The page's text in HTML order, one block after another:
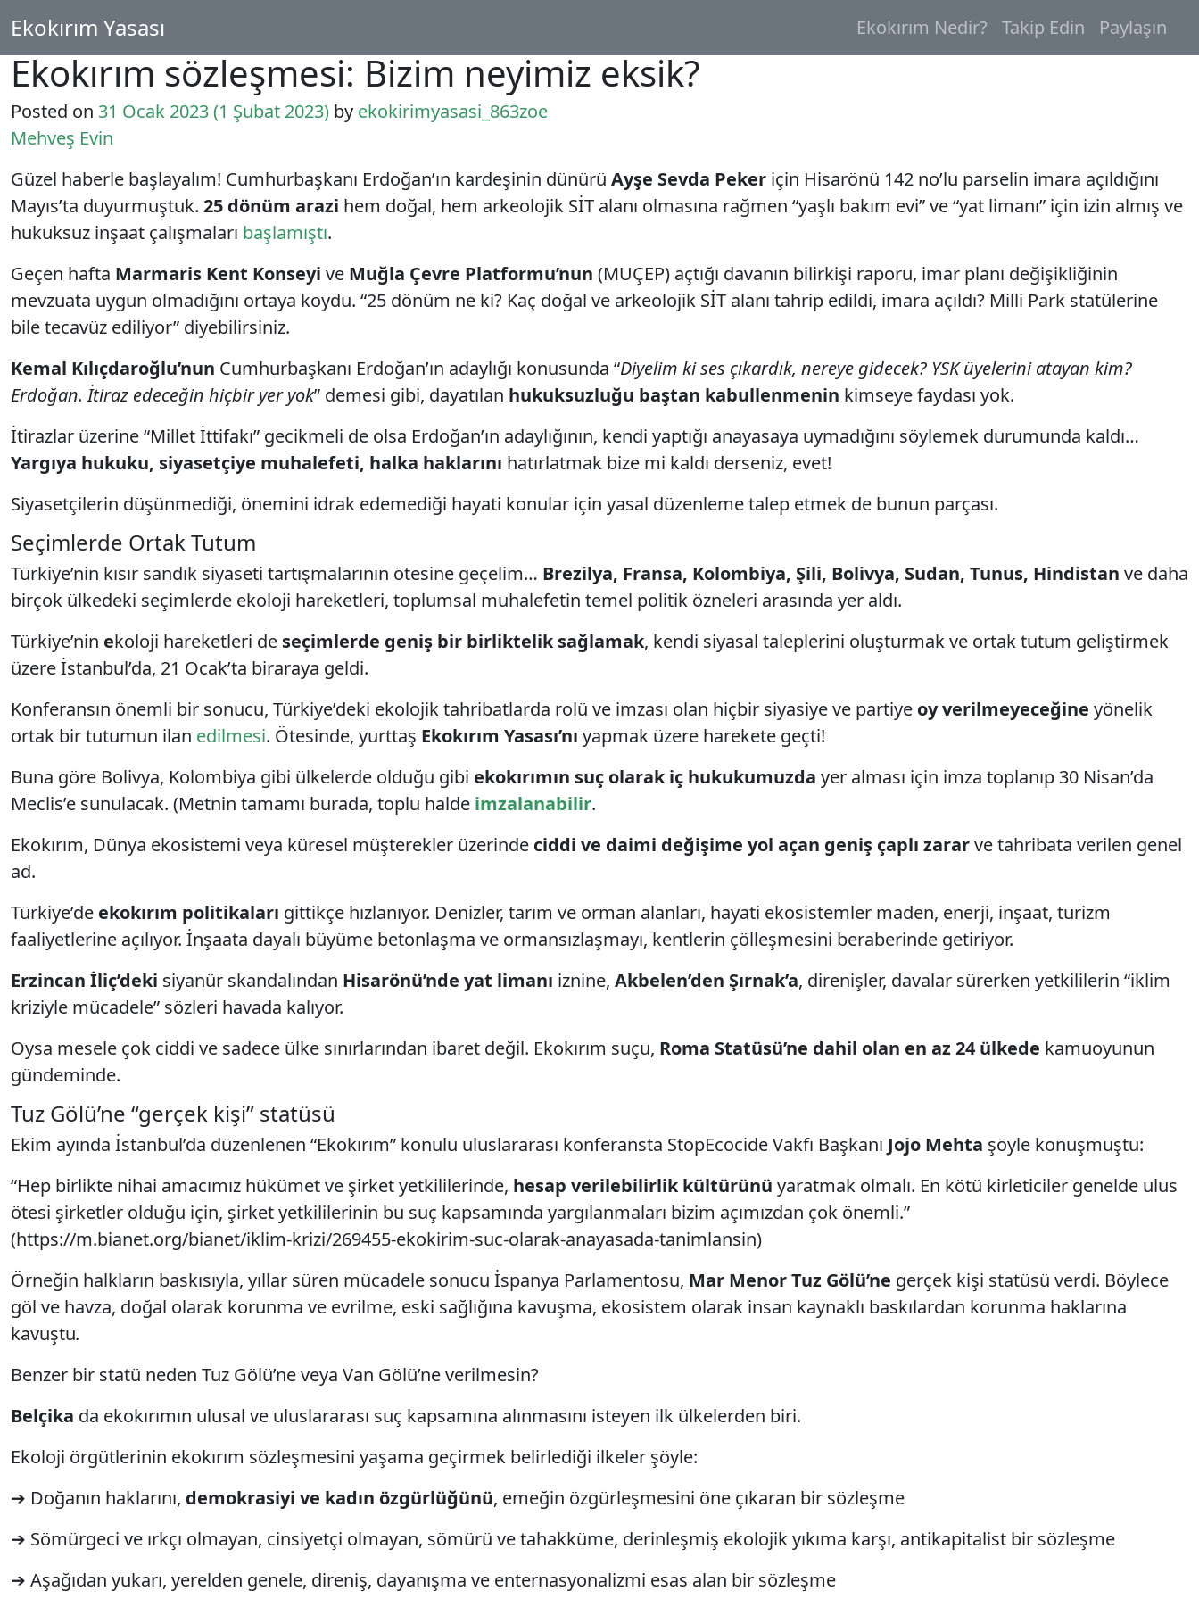
Ana gezinti
Ekokırım Yasası Ekokırım Nedir? Takip Edin Paylaşın
Ekokırım sözleşmesi: Bizim neyimiz eksik?
Posted on 31 Ocak 2023(1 Şubat 2023) by ekokirimyasasi_863zoe
Mehveş Evin
Güzel haberle başlayalım! Cumhurbaşkanı Erdoğan’ın kardeşinin dünürü Ayşe Sevda Peker için Hisarönü 142 no’lu parselin imara açıldığını
Mayıs’ta duyurmuştuk. 25 dönüm arazi hem doğal, hem arkeolojik SİT alanı olmasına rağmen “yaşlı bakım evi” ve “yat limanı” için izin almış ve
hukuksuz inşaat çalışmaları başlamıştı.
Geçen hafta Marmaris Kent Konseyi ve Muğla Çevre Platformu’nun (MUÇEP) açtığı davanın bilirkişi raporu, imar planı değişikliğinin
mevzuata uygun olmadığını ortaya koydu. “25 dönüm ne ki? Kaç doğal ve arkeolojik SİT alanı tahrip edildi, imara açıldı? Milli Park statülerine
bile tecavüz ediliyor” diyebilirsiniz.
Kemal Kılıçdaroğlu’nun Cumhurbaşkanı Erdoğan’ın adaylığı konusunda “Diyelim ki ses çıkardık, nereye gidecek? YSK üyelerini atayan kim?
Erdoğan. İtiraz edeceğin hiçbir yer yok” demesi gibi, dayatılan hukuksuzluğu baştan kabullenmenin kimseye faydası yok.
İtirazlar üzerine “Millet İttifakı” gecikmeli de olsa Erdoğan’ın adaylığının, kendi yaptığı anayasaya uymadığını söylemek durumunda kaldı…
Yargıya hukuku, siyasetçiye muhalefeti, halka haklarını hatırlatmak bize mi kaldı derseniz, evet!
Siyasetçilerin düşünmediği, önemini idrak edemediği hayati konular için yasal düzenleme talep etmek de bunun parçası.
Seçimlerde Ortak Tutum
Türkiye’nin kısır sandık siyaseti tartışmalarının ötesine geçelim… Brezilya, Fransa, Kolombiya, Şili, Bolivya, Sudan, Tunus, Hindistan ve daha
birçok ülkedeki seçimlerde ekoloji hareketleri, toplumsal muhalefetin temel politik özneleri arasında yer aldı.
Türkiye’nin ekoloji hareketleri de seçimlerde geniş bir birliktelik sağlamak, kendi siyasal taleplerini oluşturmak ve ortak tutum geliştirmek
üzere İstanbul’da, 21 Ocak’ta biraraya geldi.
Konferansın önemli bir sonucu, Türkiye’deki ekolojik tahribatlarda rolü ve imzası olan hiçbir siyasiye ve partiye oy verilmeyeceğine yönelik
ortak bir tutumun ilan edilmesi. Ötesinde, yurttaş Ekokırım Yasası’nı yapmak üzere harekete geçti!
Buna göre Bolivya, Kolombiya gibi ülkelerde olduğu gibi ekokırımın suç olarak iç hukukumuzda yer alması için imza toplanıp 30 Nisan’da
Meclis’e sunulacak. (Metnin tamamı burada, toplu halde imzalanabilir.
Ekokırım, Dünya ekosistemi veya küresel müşterekler üzerinde ciddi ve daimi değişime yol açan geniş çaplı zararve tahribata verilen genel
ad.
Türkiye’de ekokırım politikaları gittikçe hızlanıyor. Denizler, tarım ve orman alanları, hayati ekosistemler maden, enerji, inşaat, turizm
faaliyetlerine açılıyor. İnşaata dayalı büyüme betonlaşma ve ormansızlaşmayı, kentlerin çölleşmesini beraberinde getiriyor.
Erzincan İliç’deki siyanür skandalından Hisarönü’nde yat limanı iznine, Akbelen’den Şırnak’a, direnişler, davalar sürerken yetkililerin “iklim
kriziyle mücadele” sözleri havada kalıyor.
Oysa mesele çok ciddi ve sadece ülke sınırlarından ibaret değil. Ekokırım suçu, Roma Statüsü’ne dahil olan en az 24 ülkede kamuoyunun
gündeminde.
Tuz Gölü’ne “gerçek kişi” statüsü
Ekim ayında İstanbul’da düzenlenen “Ekokırım” konulu uluslararası konferansta StopEcocide Vakfı Başkanı Jojo Mehta şöyle konuşmuştu:
“Hep birlikte nihai amacımız hükümet ve şirket yetkililerinde, hesap verilebilirlik kültürünü yaratmak olmalı. En kötü kirleticiler genelde ulus
ötesi şirketler olduğu için, şirket yetkililerinin bu suç kapsamında yargılanmaları bizim açımızdan çok önemli.”
(https://m.bianet.org/bianet/iklim-krizi/269455-ekokirim-suc-olarak-anayasada-tanimlansin)
Örneğin halkların baskısıyla, yıllar süren mücadele sonucu İspanya Parlamentosu, Mar Menor Tuz Gölü’ne gerçek kişi statüsü verdi. Böylece
göl ve havza, doğal olarak korunma ve evrilme, eski sağlığına kavuşma, ekosistem olarak insan kaynaklı baskılardan korunma haklarına
kavuştu.
Benzer bir statü neden Tuz Gölü’ne veya Van Gölü’ne verilmesin?
Belçika da ekokırımın ulusal ve uluslararası suç kapsamına alınmasını isteyen ilk ülkelerden biri.
Ekoloji örgütlerinin ekokırım sözleşmesini yaşama geçirmek belirlediği ilkeler şöyle:
➔ Doğanın haklarını, demokrasiyi ve kadın özgürlüğünü, emeğin özgürleşmesini öne çıkaran bir sözleşme
➔ Sömürgeci ve ırkçı olmayan, cinsiyetçi olmayan, sömürü ve tahakküme, derinleşmiş ekolojik yıkıma karşı, antikapitalist bir sözleşme
➔ Aşağıdan yukarı, yerelden genele, direniş, dayanışma ve enternasyonalizmi esas alan bir sözleşme